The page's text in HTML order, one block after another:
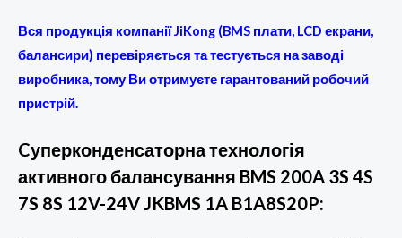
Вся продукція компанії JiKong (BMS плати, LCD екрани,
балансири) перевіряється та тестується на заводі
виробника, тому Ви отримуєте гарантований робочий
пристрій.
Cуперконденсаторна технологія
активного балансування BMS 200A 3S 4S
7S 8S 12V-24V JKBMS 1A B1A8S20P: